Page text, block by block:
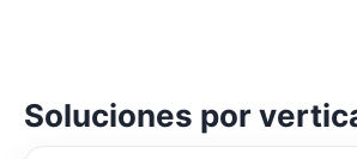
Soluciones por